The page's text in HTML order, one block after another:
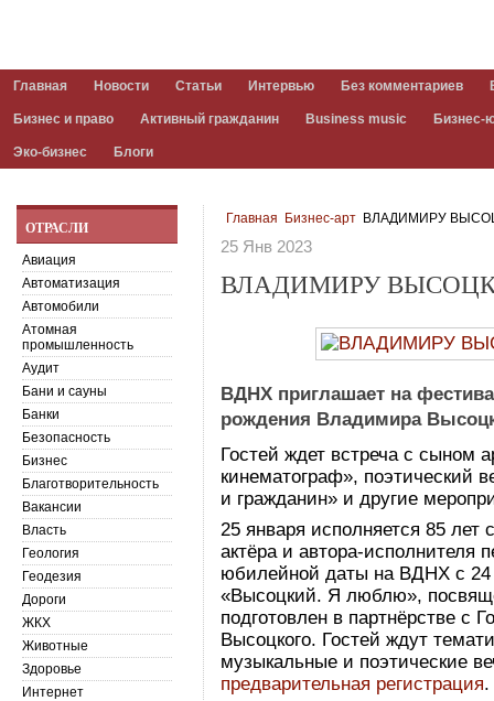
Главная Новости Статьи Интервью Без комментариев
Бизнес и право Активный гражданин Business music Бизнес-
Эко-бизнес Блоги
Главная Бизнес-арт ВЛАДИМИРУ
25 Янв 2023
ВЛАДИМИРУ
ВДНХ приглашает на
рождения Владимира
Гостей ждет встреча с сыном
кинематограф», поэтический
и гражданин» и другие
25 января исполняется 85 лет
актёра и автора-исполнителя
юбилейной даты на ВДНХ с 24
«Высоцкий. Я люблю»,
подготовлен в партнёрстве с
Высоцкого. Гостей ждут
музыкальные и поэтические
предварительная регистрация.
ОТРАСЛИ
Авиация
Автоматизация
Автомобили
Атомная
промышленность
Аудит
Бани и сауны
Банки
Безопасность
Бизнес
Благотворительность
Вакансии
Власть
Геология
Геодезия
Дороги
ЖКХ
Животные
Здоровье
Интернет